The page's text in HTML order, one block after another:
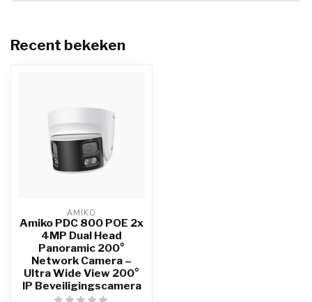
Recent bekeken
AMIKO
Amiko PDC 800 POE 2x
4MP Dual Head
Panoramic 200°
Network Camera –
Ultra Wide View 200°
IP Beveiligingscamera